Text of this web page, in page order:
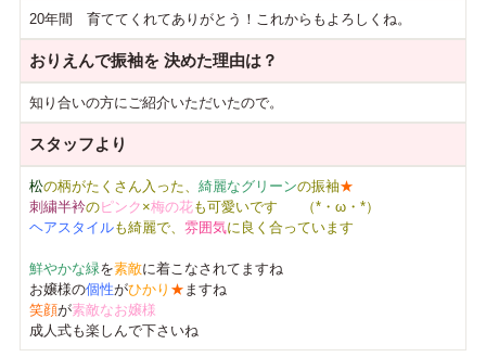
20年間 育ててくれてありがとう！これからもよろしくね。
おりえんで振袖を決めた理由は？
知り合いの方にご紹介いただいたので。
スタッフより
松の柄がたくさん入った、 綺麗なグリーンの振袖★
刺繍半衿のピンク ×梅の花も可愛いです
（*・ω・*）
ヘアスタイルも綺麗で、 雰囲気に良く合っています
鮮やかな緑を素敵に着こなされてますね
お嬢様の個性がひかり ★ ますね
笑顔が素敵なお嬢様
成人式も楽しんで下さいね